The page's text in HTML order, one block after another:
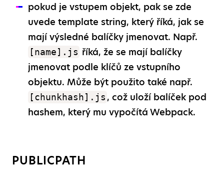
pokud je vstupem objekt, pak se zde
uvede template string, který říká, jak se
mají výsledné balíčky jmenovat. Např.
[name].js říká, že se mají balíčky
jmenovat podle klíčů ze vstupního
objektu. Může být použito také např.
[chunkhash].js , což uloží balíček pod
hashem, který mu vypočítá Webpack.
PUBLICPATH